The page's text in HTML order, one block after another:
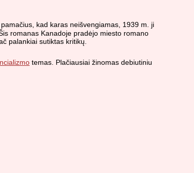
kad karas neišvengiamas, 1939 m. ji
romanas Kanadoje pradėjo miesto romano
palankiai sutiktas kritikų.
temas. Plačiausiai žinomas debiutiniu